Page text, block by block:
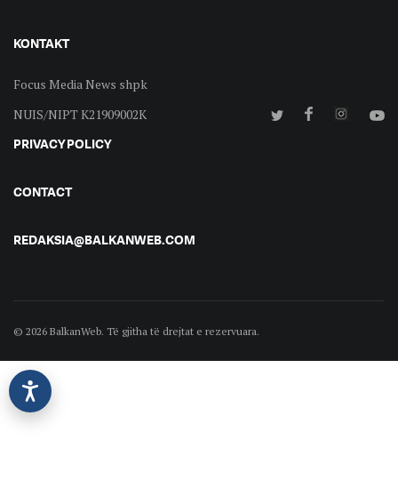
KONTAKT
Focus Media News shpk
NUIS/NIPT K21909002K
PRIVACY POLICY
CONTACT
REDAKSIA@BALKANWEB.COM
© 2026 BalkanWeb. Të gjitha të drejtat e rezervuara.
©